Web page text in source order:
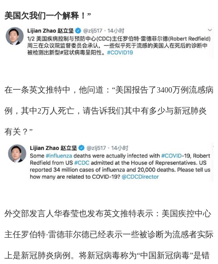
美国欠我们一个解释！ ”
在一条英文推特中，他问道： “美国报告了3400万例流感病
例，其中2万人死亡，请告诉我们其中有多少与新冠肺炎
有关？ ”
外交部发言人华春莹也发布英文推特表示：美国疾控中心
主任罗伯特·雷德菲尔德已经表示一些被诊断为流感者实际
上是新冠肺炎病例。将新冠病毒称为“中国新冠病毒”是错